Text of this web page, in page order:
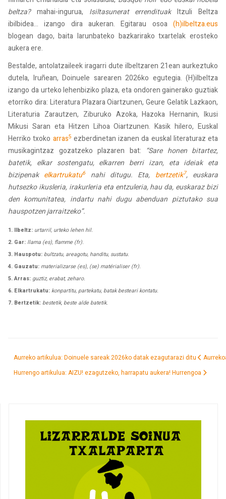
beltza?mahai-ingurua, Isiltasunerat errendituakItzuli Beltza
ibilbidea... izango dira aukeran. Egitarau osoa (h)ilbeltza.eus
blogean dago, baita larunbateko bazkarirako txartelak erosteko
aukera ere.
Bestalde, antolatzaileek iragarri dute ilbeltzaren 21ean aurkeztuko
dutela, Iruñean, Doinuele sarearen 2026ko egutegia. (H)ilbeltza
izango da urteko lehenbiziko plaza, eta ondoren gainerako guztiak
etorriko dira: Literatura Plazara Oiartzunen, Geure Gelatik Lazkaon,
Literaturia Zarautzen, Ziburuko Azoka, Hazoka Hernanin, Ikusi
Mikusi Saran eta Hitzen Lihoa Oiartzunen. Kasik hilero, Euskal
Herriko txoko arras5 ezberdinetan izanen da euskal literaturaz eta
musikagintzaz gozatzeko plazaren bat: “Sare honen bitartez,
batetik, elkar sostengatu, elkarren berri izan, eta ideiak eta
bizipenak elkartrukatu6 nahi ditugu. Eta, bertzetik7, euskara
hutsezko ikusleria, irakurleria eta entzuleria, hau da, euskaraz bizi
den komunitatea, indartu nahi dugu abenduan piztutako sua
hauspotzen jarraitzeko”.
1. Ilbeltz: urtarril, urteko lehen hil.
2. Gar: llama (es), flamme (fr).
3. Hauspotu: bultzatu, areagotu, handitu, sustatu.
4. Gauzatu: materializarse (es), (se) matérialiser (fr).
5. Arras: guztiz, erabat, zeharo.
6. Elkartrukatu: konpartitu, partekatu, batak besteari kontatu.
7. Bertzetik: bestetik, beste alde batetik.
Aurreko artikulua: Doinuele sareak 2026ko datak ezagutarazi ditu
Hurrengo artikulua: AIZU! ezagutzeko, harrapatu aukera!Hurrengoa